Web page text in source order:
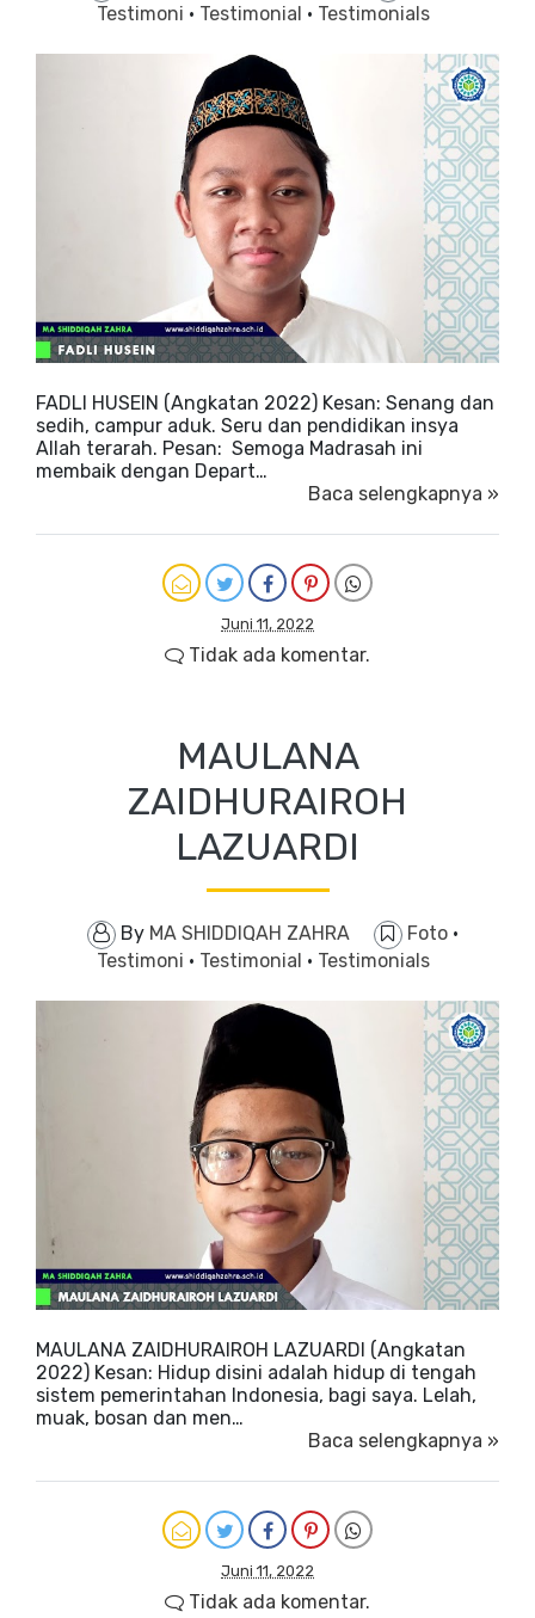
Testimoni · Testimonial · Testimonials
FADLI HUSEIN (Angkatan 2022) Kesan: Senang dan
sedih, campur aduk. Seru dan pendidikan insya
Allah terarah. Pesan: Semoga Madrasah ini
membaik dengan Depart…
Baca selengkapnya »
Juni 11, 2022
Tidak ada komentar.
MAULANA
ZAIDHURAIROH
LAZUARDI
By MA SHIDDIQAH ZAHRA Foto ·
Testimoni · Testimonial · Testimonials
MAULANA ZAIDHURAIROH LAZUARDI (Angkatan
2022) Kesan: Hidup disini adalah hidup di tengah
sistem pemerintahan Indonesia, bagi saya. Lelah,
muak, bosan dan men…
Baca selengkapnya »
Juni 11, 2022
Tidak ada komentar.